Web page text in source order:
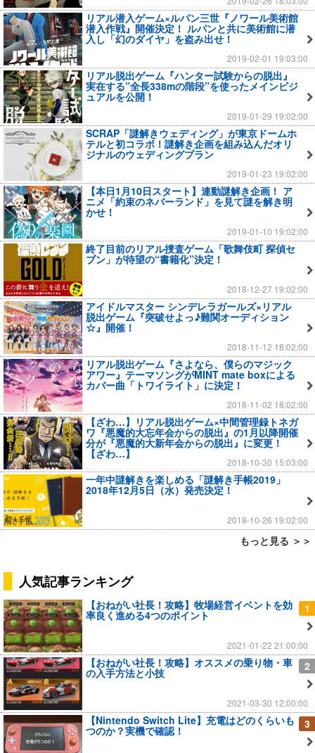
リアル潜入ゲーム×ルパン三世『ノワール美術館
潜入作戦』開催決定！ ルパンと共に美術館に潜
入し「幻のダイヤ」を盗み出せ！
2019-02-01 19:03:00
リアル脱出ゲーム『ハンター試験からの脱出』
実在する”全長338mの階段”を使ったメインビジ
ュアルを公開！
2019-01-29 19:02:00
SCRAP「謎解きウェディング」が東京ドームホ
テルと初コラボ！謎解き企画を組み込んだオリ
ジナルのウェディングプラン
2019-01-23 19:02:00
【本日1月10日スタート】連動謎解き企画！ ア
ニメ「約束のネバーランド」を見て謎を解き明
かせ！
2019-01-10 19:02:00
終了目前のリアル捜査ゲーム「歌舞伎町 探偵セ
ブン」が待望の“書籍化”決定！
2018-12-27 19:02:00
アイドルマスター シンデレラガールズ×リアル
脱出ゲーム『突破せよっ♪難関オーディション
☆』開催！
2018-11-12 18:02:00
リアル脱出ゲーム『さよなら、僕らのマジック
アワー』テーマソングがMINT mate boxによる
カバー曲「トワイライト」に決定！
2018-11-02 18:02:00
【ざわ…】リアル脱出ゲーム×中間管理録トネガ
ワ『悪魔的大忘年会からの脱出』の1月以降開催
分が『悪魔的大新年会からの脱出』に変更！
【ざわ…】
2018-10-30 15:03:00
一年中謎解きを楽しめる「謎解き手帳2019」
2018年12月5日（水）発売決定！
2018-10-26 19:02:00
もっと見る ＞＞
人気記事ランキング
1
【おねがい社長！攻略】牧場経営イベントを効
率良く進める4つのポイント
2021-01-22 21:00:00
2
【おねがい社長！攻略】オススメの乗り物・車
の入手方法と小技
2021-03-30 12:00:00
3
【Nintendo Switch Lite】充電はどのくらいも
つのか？実機で確認！